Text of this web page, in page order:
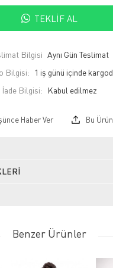
TEKLIF AL
Bilgisi Aynı Gün Teslimat
Bilgisi:
1 iş günü içinde
İade Bilgisi:
Haber Ver Bu
Benzer Ürünler